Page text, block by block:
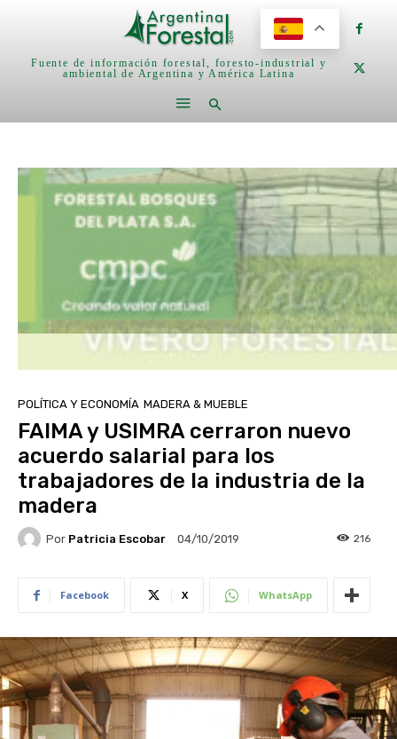
Fuente de información forestal, foresto-industrial y
ambiental de Argentina y América Latina
POLÍTICA Y ECONOMÍA MADERA & MUEBLE
FAIMA y USIMRA cerraron nuevo
acuerdo salarial para los
trabajadores de la industria de la
madera
Por Patricia Escobar 04/10/2019 216
Facebook X WhatsApp